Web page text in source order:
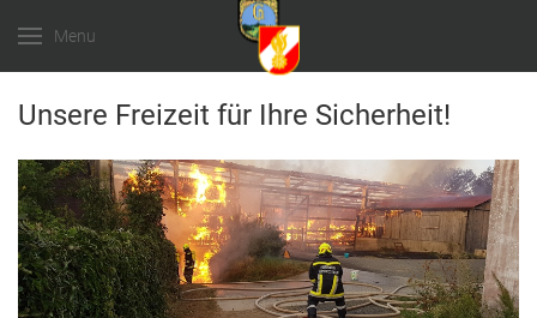
Menu
Unsere Freizeit für Ihre Sicherheit!